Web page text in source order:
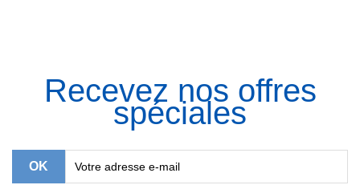
Recevez nos offres
spéciales